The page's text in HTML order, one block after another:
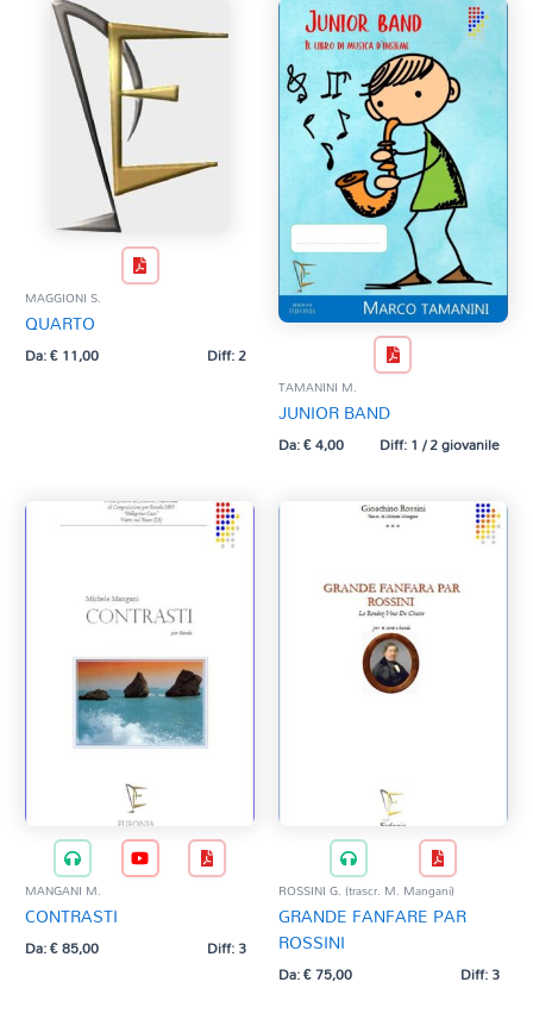
MAGGIONI S.
QUARTO
Da:€11,00 Diff: 2
TAMANINI M.
JUNIOR BAND
Da:€4,00 Diff: 1 / 2 giovanile
MANGANI M.
CONTRASTI
Da:€85,00 Diff: 3
ROSSINI G. (trascr. M. Mangani)
GRANDE FANFARE PAR
ROSSINI
Da:€75,00 Diff: 3